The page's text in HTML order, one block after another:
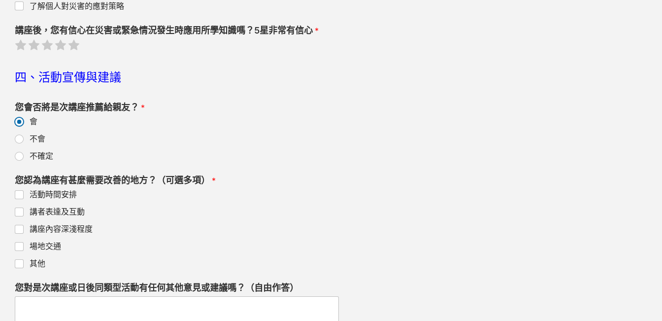
了解個人對災害的應對策略
講座後，您有信心在災害或緊急情況發生時應用所學知識嗎？5星非常有信心 *
R
a
1
o
o
f
5
R
a
2
o
f
5
R
a
3
o
o
f
R
a
4
o
o
f
R
a
5
o
o
f
四、活動宣傳與建議
您會否將是次講座推薦給親友？ *
會
不會
不確定
您認為講座有甚麼需要改善的地方？（可選多項） *
活動時間安排
講者表達及互動
講座內容深淺程度
場地交通
其他
您對是次講座或日後同類型活動有任何其他意見或建議嗎？（自由作答）